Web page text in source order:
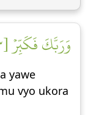
وَرَبَّكَ فَكَبِّرۡ [٣]
yawe
vyo ukora